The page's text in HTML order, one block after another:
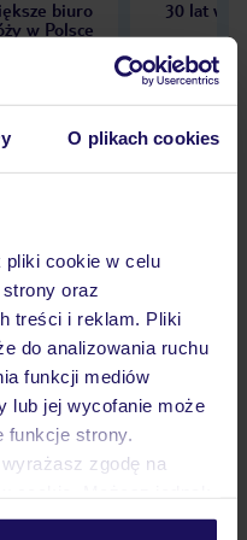
O plikach cookies
pliki cookie w celu
oraz
treści i reklam. Pliki
do analizowania ruchu
funkcji mediów
lub jej wycofanie może
funkcje strony.
zgodę na
w zakładkę
biuro
w Polsce
30 lat w